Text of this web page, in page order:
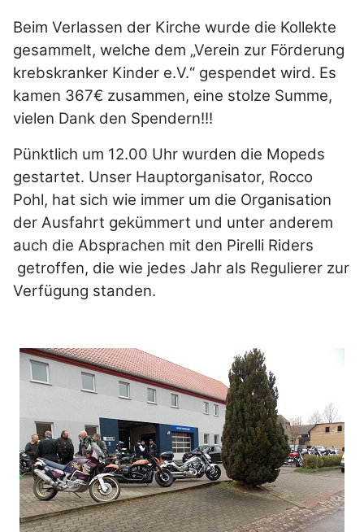
Beim Verlassen der Kirche wurde die Kollekte
gesammelt, welche dem „Verein zur Förderung
krebskranker Kinder e.V.“ gespendet wird. Es
kamen 367€ zusammen, eine stolze Summe,
vielen Dank den Spendern!!!
Pünktlich um 12.00 Uhr wurden die Mopeds
gestartet. Unser Hauptorganisator, Rocco
Pohl, hat sich wie immer um die Organisation
der Ausfahrt gekümmert und unter anderem
auch die Absprachen mit den Pirelli Riders
getroffen, die wie jedes Jahr als Regulierer zur
Verfügung standen.